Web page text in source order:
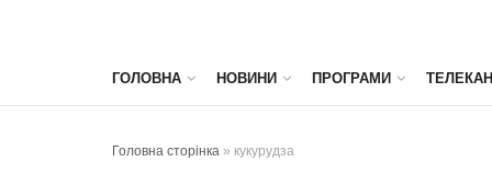
ГОЛОВНА НОВИНИ ПРОГРАМИ
Головна сторінка » кукурудза